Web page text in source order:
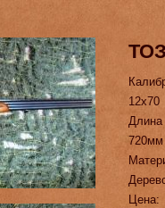
12х70
720мм
Цена: